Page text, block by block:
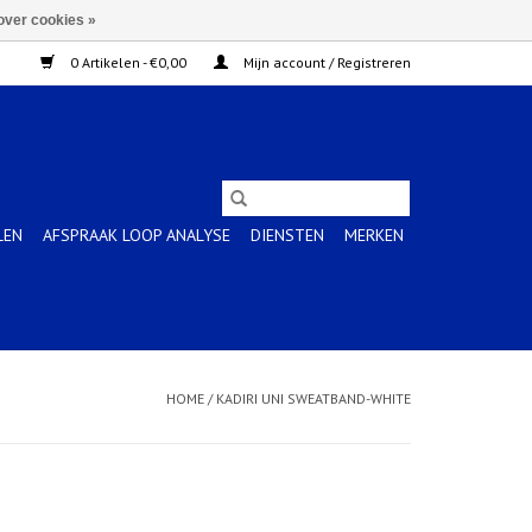
0 Artikelen - €0,00 Mijn account / Registreren
AFSPRAAK LOOP ANALYSE DIENSTEN MERKEN
HOME / KADIRI UNI SWEATBAND-WHITE
cookies »